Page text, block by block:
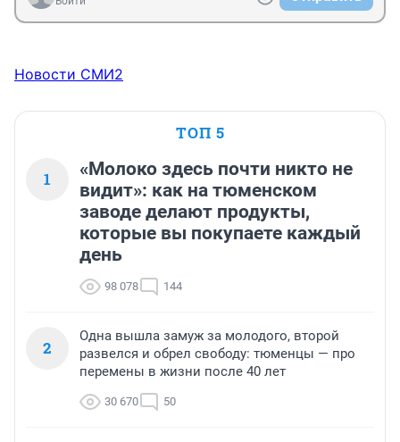
Новости СМИ2
ТОП 5
1
«Молоко здесь почти никто не
видит»: как на тюменском
заводе делают продукты,
которые вы покупаете каждый
день
98 078 144
2
Одна вышла замуж за молодого, второй
развелся и обрел свободу: тюменцы — про
перемены в жизни после 40 лет
30 670 50